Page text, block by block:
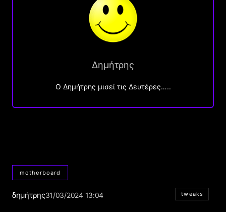
Δημήτρης
O Δημήτρης μισεί τις Δευτέρες…..
motherboard
δημήτρης31/03/2024 13:04 tweaks